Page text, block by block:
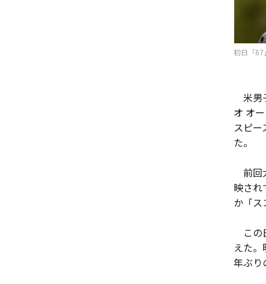
初日「67
米男
オ オ
スピ
た。
前回
映され
か「ス
この
えた
年ぶり